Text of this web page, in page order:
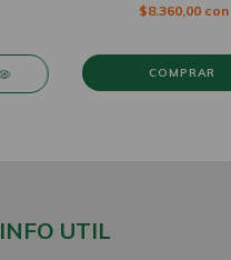
$8.360,00 con
INFO UTIL